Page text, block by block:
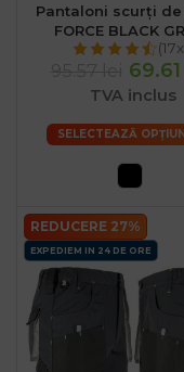
Pantaloni scurți
FORCE BLACK
TVA inclus
SELECTEAZĂ
REDUCERE 27%
EXPEDIEM IN 24 DE ORE